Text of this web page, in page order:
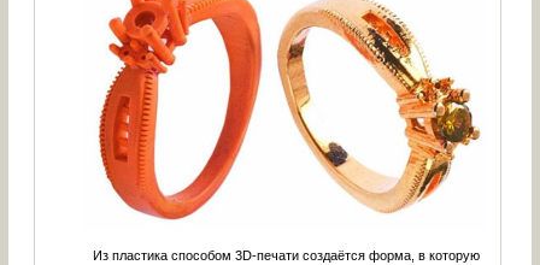
Из пластика способом 3D-печати создаётся форма, в которую